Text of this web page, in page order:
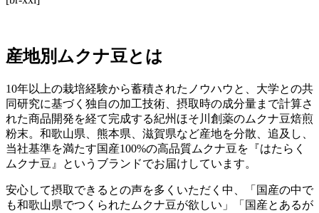
産地別ムクナ豆とは
10年以上の栽培経験から蓄積されたノウハウと、大学との共
同研究に基づく独自の加工技術、摂取時の成分量まで計算さ
れた商品開発を経て完成する紀州ほそ川創薬のムクナ豆焙煎
粉末。和歌山県、熊本県、滋賀県など産地を分散、追及し、
当社基準を満たす国産100%の高品質ムクナ豆を『はたらく
ムクナ豆』というブランドでお届けしています。
安心して摂取できるとの声を多くいただく中、「国産の中で
も和歌山県でつくられたムクナ豆が欲しい」「国産とあるが